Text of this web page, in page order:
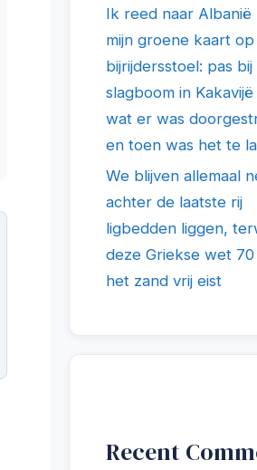
Ik reed naar Albanië
mijn groene kaart
bijrijdersstoel: pas bij
slagboom in
wat er was
en toen was het te
We blijven allemaal
achter de laatste rij
ligbedden liggen,
deze Griekse wet
het zand vrij eist
Recent